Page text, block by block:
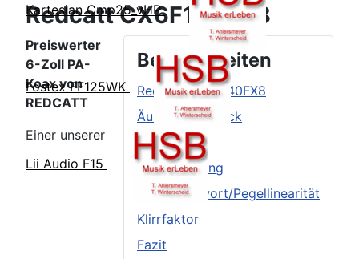
Kartesian Cmp25_vHP
Fostex FF125WK
Lii Audio F15
Redcatt CX6F140FX8
Beitragsseiten
Redcatt CX6F140FX8
Äußerer Eindruck
TSP
Frequenzgang
Sprungantwort/Pegellinearität
Klirrfaktor
Fazit
Preiswerter
6-Zoll PA-
Koax von
REDCATT
Einer unserer